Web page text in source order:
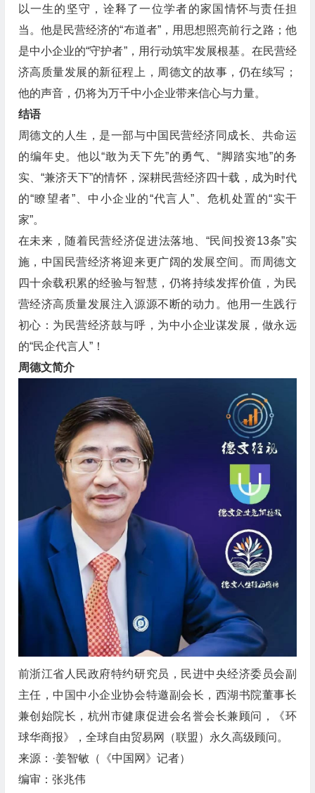
以一生的坚守，诠释了一位学者的家国情怀与责任担
当。他是民营经济的“布道者”，用思想照亮前行之路；他
是中小企业的“守护者”，用行动筑牢发展根基。在民营经
济高质量发展的新征程上，周德文的故事，仍在续写；
他的声音，仍将为万千中小企业带来信心与力量。
结语
周德文的人生，是一部与中国民营经济同成长、共命运
的编年史。他以“敢为天下先”的勇气、“脚踏实地”的务
实、“兼济天下”的情怀，深耕民营经济四十载，成为时代
的“瞭望者”、中小企业的“代言人”、危机处置的“实干
家”。
在未来，随着民营经济促进法落地、“民间投资13条”实
施，中国民营经济将迎来更广阔的发展空间。而周德文
四十余载积累的经验与智慧，仍将持续发挥价值，为民
营经济高质量发展注入源源不断的动力。他用一生践行
初心：为民营经济鼓与呼，为中小企业谋发展，做永远
的“民企代言人”！
周德文简介
前浙江省人民政府特约研究员，民进中央经济委员会副
主任，中国中小企业协会特邀副会长，西湖书院董事长
兼创始院长，杭州市健康促进会名誉会长兼顾问，《环
球华商报》，全球自由贸易网（联盟）永久高级顾问。
来源：·姜智敏（《中国网》记者）
编审：张兆伟